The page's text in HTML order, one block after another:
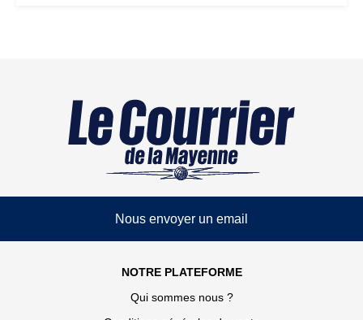
Nous envoyer un email
NOTRE PLATEFORME
Qui sommes nous ?